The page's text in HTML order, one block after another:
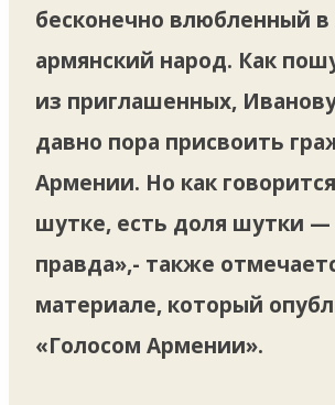
бесконечно влюбленный
армянский народ. Как
из приглашенных,
давно пора присвоить
Армении. Но как
шутке, есть доля шутки —
правда»,- также
материале, который
«Голосом Армении».